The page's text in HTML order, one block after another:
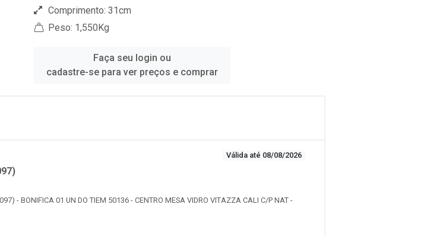
Comprimento: 31cm
Peso: 1,550Kg
Faça seu login ou
cadastre-se para ver preços e comprar
Válida até 08/08/2026
- BONIFICA 01 UN DO TIEM 50136 - CENTRO MESA VIDRO VITAZZA CALI C/P NAT -